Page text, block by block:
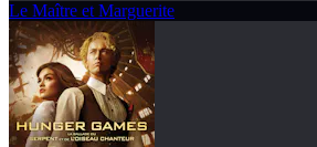
Le Maître et Marguerite